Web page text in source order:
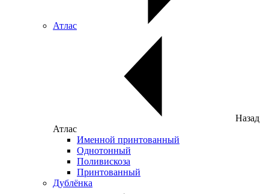
Атлас
Назад
Атлас
Именной принтованный
Однотонный
Поливискоза
Принтованный
Дублёнка